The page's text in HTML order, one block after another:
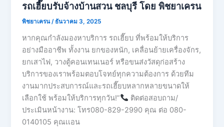
รถเฮี๊ยบรับจ้างบ้านสวน ชลบุรี โดย พิชยาเครน
พิชยาเครน/ ธันวาคม 3, 2025
หากคุณกำลังมองหาบริการ รถเฮี๊ยบ ที่พร้อมให้บริการ
อย่างมืออาชีพ ทั้งงาน ยกของหนัก, เคลื่อนย้ายเครื่องจักร,
ยกเสาไฟ, วางตู้คอนเทนเนอร์ หรือขนส่งวัสดุก่อสร้าง
บริการของเราพร้อมตอบโจทย์ทุกความต้องการ ด้วยทีม
งานมากประสบการณ์และรถเฮี๊ยบหลากหลายขนาดให้
เลือกใช้ พร้อมให้บริการทุกวัน!”
ติดต่อสอบถาม/
ประเมินหน้างาน: โทร080-829-2990 คุณ ต่อ 080-
0140105 คุณเเอน